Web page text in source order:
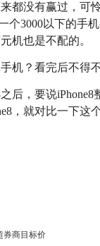
都没有赢过，可
3000以下的手
机也是不配的。
后，要说
，就对比一下这
券商目标价